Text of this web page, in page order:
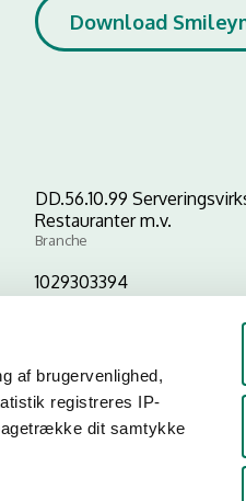
af brugervenlighed,
registreres IP-
dit samtykke
Download
DD.56.10.99
Restauranter m.v.
Branche
1029303394
P-nr